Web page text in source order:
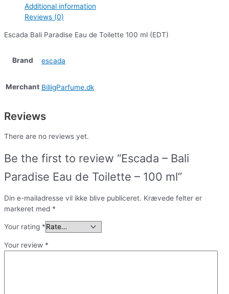
Additional information
Reviews (0)
Escada Bali Paradise Eau de Toilette 100 ml (EDT)
Brand escada
Merchant BilligParfume.dk
Reviews
There are no reviews yet.
Be the first to review “Escada – Bali
Paradise Eau de Toilette – 100 ml”
Din e-mailadresse vil ikke blive publiceret. Krævede felter er
markeret med *
Your rating *
Your review *